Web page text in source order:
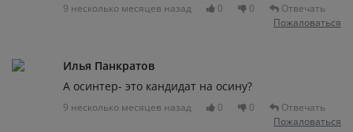
9 несколько месяцев назад 0 0
Отвечать
Пожаловаться
Илья Панкратов
А осинтер- это кандидат на осину?
9 несколько месяцев назад 0 0
Отвечать
Пожаловаться